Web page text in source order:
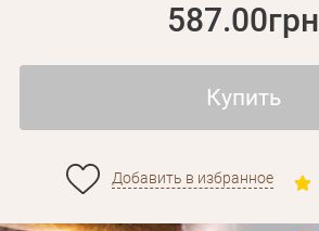
587.00грн
Купить
Добавить в избранное